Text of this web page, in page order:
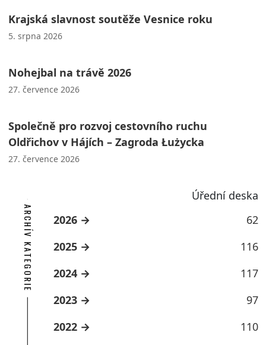
Krajská slavnost soutěže Vesnice roku
5. srpna 2026
Nohejbal na trávě 2026
27. července 2026
Společně pro rozvoj cestovního ruchu
Oldřichov v Hájích – Zagroda Łużycka
27. července 2026
Úřední deska
ARCHÍV KATEGORIE 2026
62
2025
116
2024
117
2023
97
2022
110